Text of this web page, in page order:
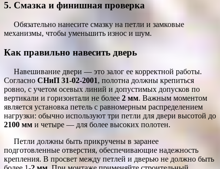
5. Смазка и финишная проверка
Обязательно нанесите смазку на петли и замковые
механизмы, чтобы уменьшить износ и шум.
Как правильно навесить дверь
Навешивание двери — это залог ее корректной работы.
Согласно СНиП 31-02-2001, полотна должны крепиться
ровно, с учетом осевых линий и допустимых допусков по
вертикали и горизонтали не более 2 мм. Важным моментом
является установка петель с равномерным распределением
нагрузки: обычно используют три петли для двери высотой до
2100 мм и четыре — для более высоких полотен.
Петли должны быть прикручены в заранее
подготовленные отверстия, обеспечивающие надежность
крепления. В просвет между петлей и дверью не должно быть